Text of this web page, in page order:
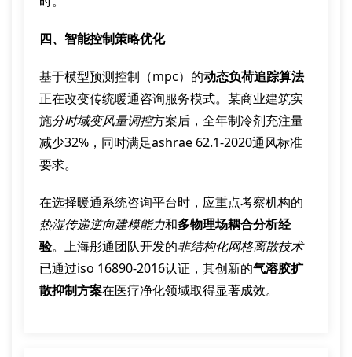
四、智能控制策略优化
基于模型预测控制（mpc）的动态负荷追踪算法
正在改变传统暖通咨询服务模式。某商业建筑实
施分时域变风量调控方案后，全年制冷剂充注量
减少32%，同时满足ashrae 62.1-2020通风标准
要求。
在选择暖通系统咨询平台时，应重点考察机构的
热湿传递逆向建模能力和多物理场耦合分析经
验。上海彤通团队开发的非结构化网格离散技术
已通过iso 16890-2016认证，其创新的气溶胶扩
散抑制方案在医疗净化领域取得显著成效。